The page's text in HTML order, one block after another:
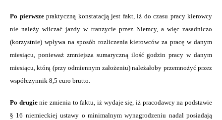
Po pierwsze praktyczną konstatacją jest fakt, iż do czasu pracy kierowcy
nie należy wliczać jazdy w tranzycie przez Niemcy, a więc zasadniczo
(korzystnie) wpływa na sposób rozliczenia kierowców za pracę w danym
miesiącu, ponieważ zmniejsza sumaryczną ilość godzin pracy w danym
miesiącu, którą (przy odmiennym założeniu) należałoby przemnożyć przez
współczynnik 8,5 euro brutto.
Po drugienie zmienia to faktu, iż wydaje się, iż pracodawcy na podstawie
§ 16 niemieckiej ustawy o minimalnym wynagrodzeniu nadal posiadają